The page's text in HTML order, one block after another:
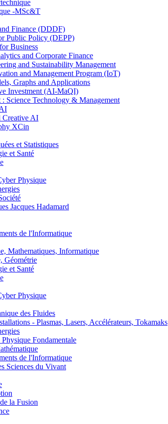
-MSc&T
Finance (DDDF)
Public Policy (DEPP)
Business
and Corporate Finance
and Sustainability Management
and Management Program (IoT)
Graphs and Applications
Investment (AI-MaQI)
Science Technology & Management
AI
XCin
et Statistiques
et Santé
Physique
Jacques Hadamard
de l'Informatique
Mathematiques, Informatique
Géométrie
et Santé
Physique
des Fluides
- Plasmas, Lasers, Accélérateurs, Tokamaks
Fondamentale
de l'Informatique
Sciences du Vivant
la Fusion